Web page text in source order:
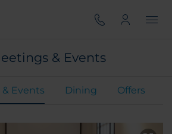
& Events
Events Dining Offers